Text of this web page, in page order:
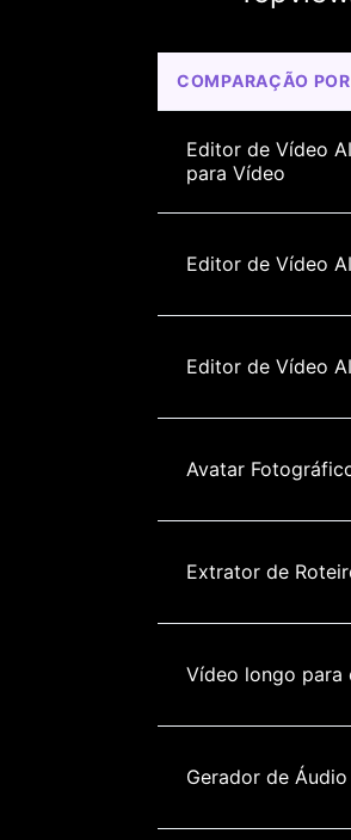
COMPARAÇÃO
Editor de Vídeo
para Vídeo
Editor de Vídeo
Editor de Vídeo
Avatar
Extrator de
Vídeo longo para
Gerador de Áudio